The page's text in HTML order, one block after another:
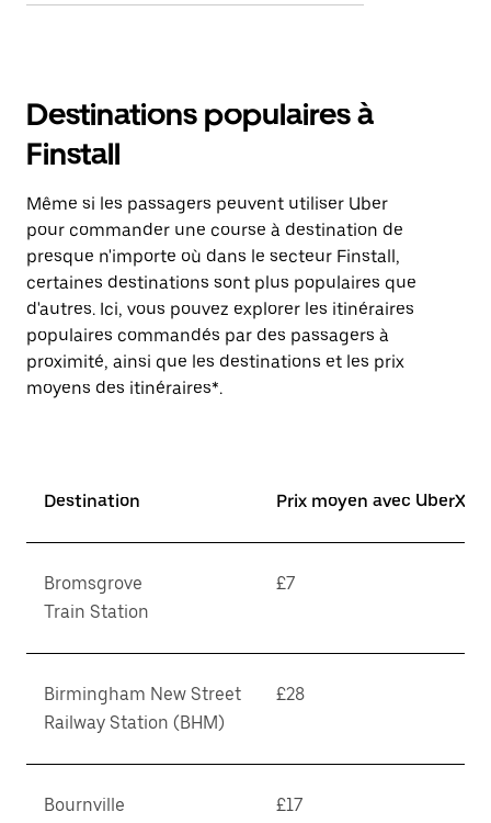
Destinations populaires à
Finstall
Même si les passagers peuvent utiliser Uber
pour commander une course à destination de
presque n'importe où dans le secteur Finstall,
certaines destinations sont plus populaires que
d'autres. Ici, vous pouvez explorer les itinéraires
populaires commandés par des passagers à
proximité, ainsi que les destinations et les prix
moyens des itinéraires*.
Destination Prix moyen avec UberX*
Bromsgrove
Train Station
£7
Birmingham New Street
Railway Station (BHM)
£28
Bournville £17